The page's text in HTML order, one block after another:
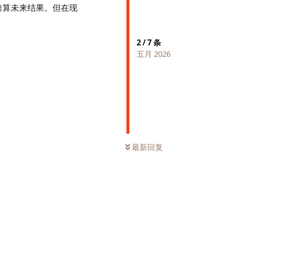
2/7条
五月 2026
最新回复
未来结果。但在现